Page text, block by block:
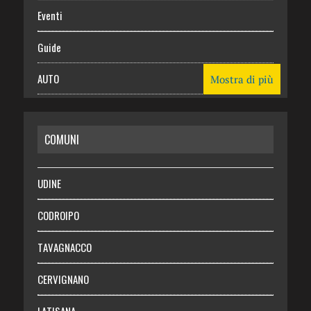
Eventi
Guide
AUTO
RISPARMIO
SALUTE
Necrologie
Chi siamo
Abbonati
Login
Mostra di più
COMUNI
UDINE
CODROIPO
TAVAGNACCO
CERVIGNANO